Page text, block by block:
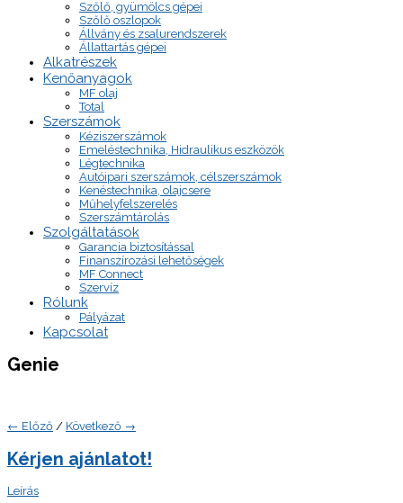
Szőlő, gyümölcs gépei
Szőlő oszlopok
Állvány és zsalurendszerek
Állattartás gépei
Alkatrészek
Kenőanyagok
MF olaj
Total
Szerszámok
Kéziszerszámok
Emeléstechnika, Hidraulikus eszközök
Légtechnika
Autóipari szerszámok, célszerszámok
Kenéstechnika, olajcsere
Műhelyfelszerelés
Szerszámtárolás
Szolgáltatások
Garancia biztosítással
Finanszírozási lehetőségek
MF Connect
Szervíz
Rólunk
Pályázat
Kapcsolat
Genie
← Előző / Következő →
Kérjen ajánlatot!
Leírás